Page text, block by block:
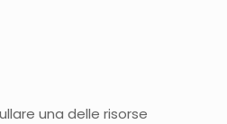
una delle risorse